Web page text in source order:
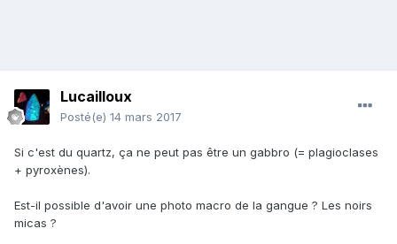
Lucailloux
Posté(e) 14 mars 2017
Si c'est du quartz, ça ne peut pas être un gabbro (= plagioclases
+ pyroxènes).
Est-il possible d'avoir une photo macro de la gangue ? Les noirs
micas ?